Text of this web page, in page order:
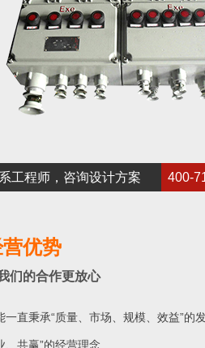
工程师，咨询设计方案 400-
优势
们的合作更放心
一直秉承“质量、市场、规模、效益”的
、共赢”的经营理念